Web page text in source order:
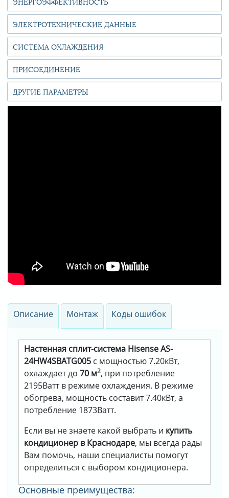
ЭЛЕКТРОТЕХНИЧЕСКИЕ ДАННЫЕ
СИСТЕМА ОХЛАЖДЕНИЯ
ПРИСОЕДИНЕНИЕ
ДРУГИЕ ПАРАМЕТРЫ
Описание Монтаж Коды ошибок
Настенная сплит-система Hisense AS-
24HW4SBATG005 с мощностью 7.20кВт,
охлаждает до 70 м2, при потребление
2195Ватт в режиме охлаждения. В режиме
обогрева, мощность составит 7.40кВт, а
потребление 1873Ватт.
Если вы не знаете какой выбрать и купить
кондиционер в Краснодаре, мы всегда рады
Вам помочь, наши специалисты помогут
определиться с выбором кондиционера.
Основные преимущества: